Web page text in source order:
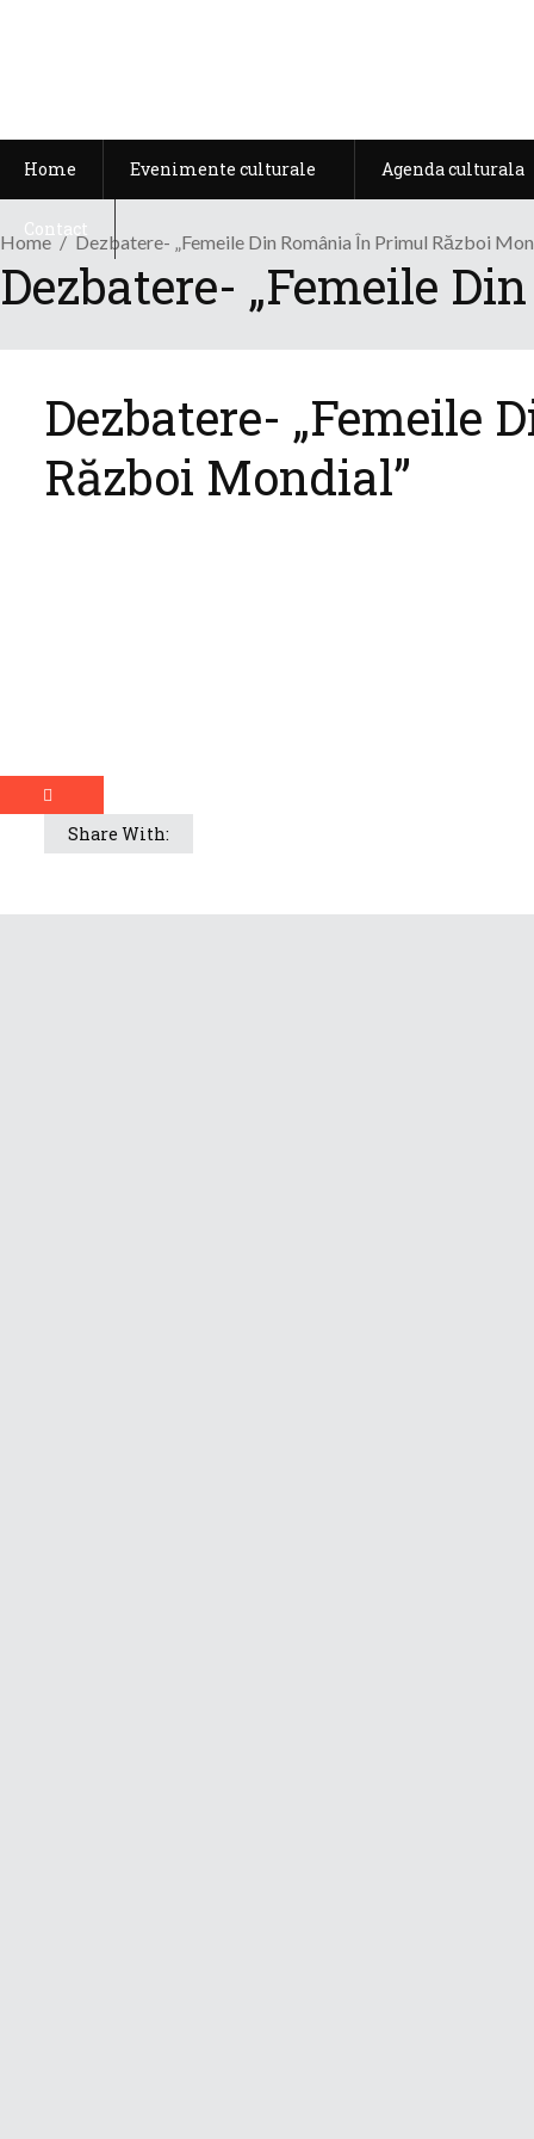
Home Evenimente culturale Agenda culturala
Contact
Home Dezbatere- „Femeile Din România În Primul Război
Dezbatere- „Femeile
Dezbatere- „Femeile
Război Mondial”
Share With: